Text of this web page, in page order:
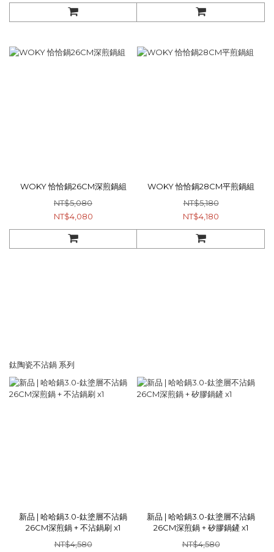
WOKY 恰恰鍋26CM深煎鍋組
NT$5,080
NT$4,080
WOKY 恰恰鍋28CM平煎鍋組
NT$5,180
NT$4,180
鈦陶瓷不沾鍋 系列
新品 | 哈哈鍋3.0-鈦塗層不沾鍋
26CM深煎鍋 + 不沾鍋刷 x1
NT$4,580
新品 | 哈哈鍋3.0-鈦塗層不沾鍋
26CM深煎鍋 + 矽膠鍋鏟 x1
NT$4,580